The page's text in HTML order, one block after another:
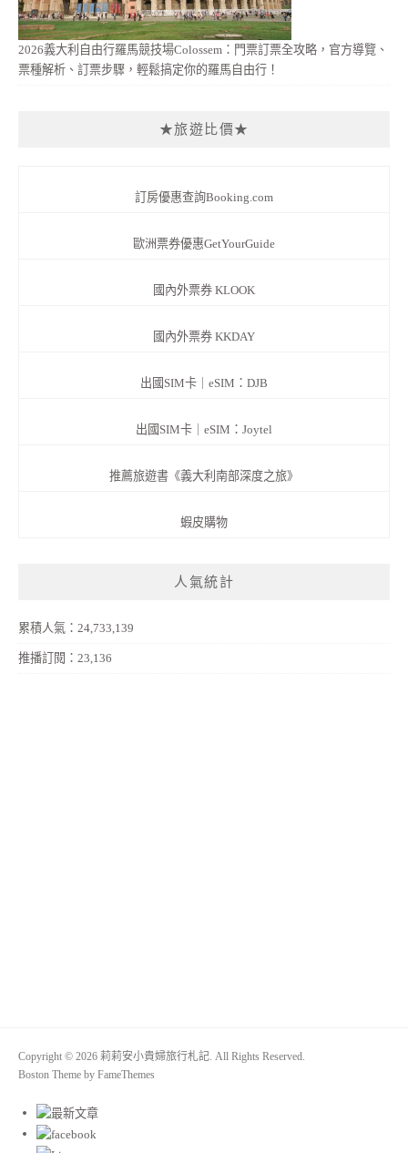
2026義大利自由行羅馬競技場Colossem：門票訂票全攻略，官方導覽、
票種解析、訂票步驟，輕鬆搞定你的羅馬自由行！
★旅遊比價★
訂房優惠查詢Booking.com
歐洲票券優惠GetYourGuide
國內外票券 KLOOK
國內外票券 KKDAY
出國SIM卡｜eSIM：DJB
出國SIM卡｜eSIM：Joytel
推薦旅遊書《義大利南部深度之旅》
蝦皮購物
人氣統計
累積人氣：24,733,139
推播訂閱：23,136
Copyright © 2026 莉莉安小貴婦旅行札記. All Rights Reserved.
Boston Theme by FameThemes